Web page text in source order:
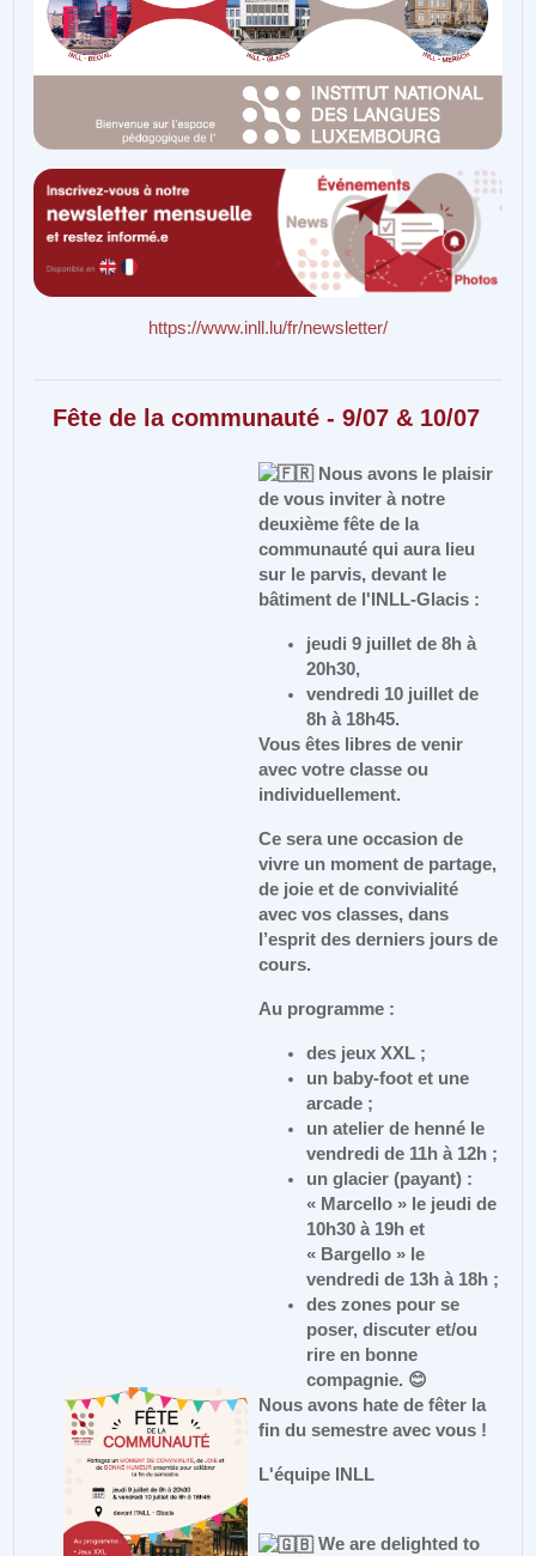
https://www.inll.lu/fr/newsletter/
Fête de la communauté - 9/07 & 10/07
Nous avons le plaisir
de vous inviter à notre
deuxième fête de la
communauté qui aura lieu
sur le parvis, devant le
bâtiment de l'INLL-Glacis :
jeudi 9 juillet de 8h à
20h30,
vendredi 10 juillet de
8h à 18h45.
Vous êtes libres de venir
avec votre classe ou
individuellement.
Ce sera une occasion de
vivre un moment de partage,
de joie et de convivialité
avec vos classes, dans
l’esprit des derniers jours de
cours.
Au programme :
des jeux XXL ;
un baby-foot et une
arcade ;
un atelier de henné le
vendredi de 11h à 12h ;
un glacier (payant) :
« Marcello » le jeudi de
10h30 à 19h et
« Bargello » le
vendredi de 13h à 18h ;
des zones pour se
poser, discuter et/ou
rire en bonne
compagnie. 😊
Nous avons hate de fêter la
fin du semestre avec vous !
L'équipe INLL
We are delighted to